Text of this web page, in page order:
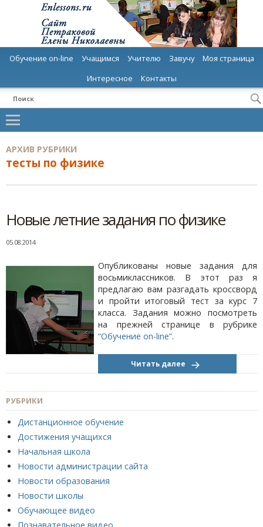
Обучение on-line Учащимся Учителю Завучу
Моя страница
Интересное
Контакты
АРХИВ РУБРИКИ
тесты по физике
Новые летние задания по физике
05.08.2014
Опубликованы новые задания для
восьмиклассников. В этот раз я
предлагаю вам разгадать кроссворд
и пройти итоговый тест за курс 7
класса. Задания можно посмотреть
на прежней странице в рубрике
“Обучение on-line”.
Читать далее
РУБРИКИ
Дистанционное обучение
Достижения учащихся
Начальная школа
Новости администрации сайта
Новости образования
Новости школы
Обучающее видео
Познавательное видео